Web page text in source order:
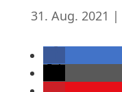
31. Aug. 2021 |